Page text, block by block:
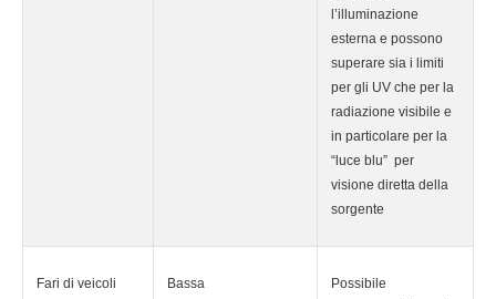
l’illuminazione
esterna e possono
superare sia i limiti
per gli UV che per la
radiazione visibile e
in particolare per la
“luce blu” per
visione diretta della
sorgente
Fari di veicoli Bassa
Possibile